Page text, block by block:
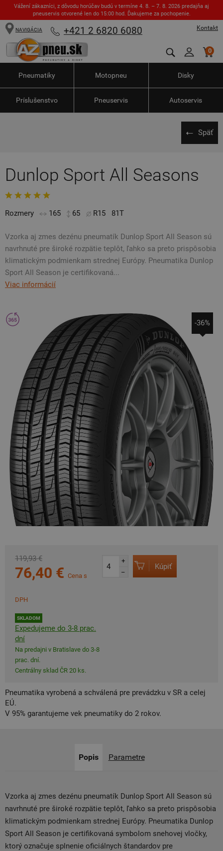
Vážení zákazníci, z dôvodu horúčav budú v termíne 4. 8. – 7. 8. 2026 predajňa aj
pneuservis otvorené len do 15:00 hod. Ďakujeme za pochopenie.
Kontakt
NAVIGÁCIA +421 2 6820 6080
0
Pneumatiky Motopneu Disky
Príslušenstvo Pneuservis Autoservis
Späť
Dunlop Sport All Seasons
Rozmery 165 65 R15 81T
Vzorka aj zmes dezénu pneumatík Dunlop Sport All Season sú
navrhnuté pre široké rozpätie teplôt, ľahko sa preto prispôsobia
klimatickým podmienkam strednej Európy. Pneumatika Dunlop
Sport All Season je certifikovaná...
Viac informácií
-36%
119,93 €
76,40 € Cena s
DPH
SKLADOM
Expedujeme do 3-8 prac.
dní
Na predajni v Bratislave do 3-8
prac. dní.
Centrálny sklad ČR 20 ks.
+
–
Kúpiť
Pneumatika vyrobená a schválená pre prevádzku v SR a celej
EÚ.
V 95% garantujeme vek pneumatiky do 2 rokov.
Popis Parametre
Vzorka aj zmes dezénu pneumatík Dunlop Sport All Season sú
navrhnuté pre široké rozpätie teplôt, ľahko sa preto prispôsobia
klimatickým podmienkam strednej Európy. Pneumatika Dunlop
Sport All Season je certifikovaná symbolom snehovej vločky,
ktorý označuje splnenie oficiálnych štandardov pre